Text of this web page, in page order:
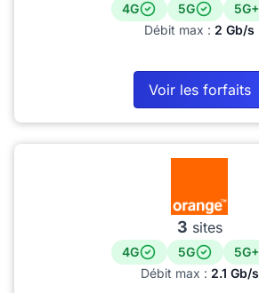
4G 5G
5G+
Débit max : 2 Gb/s
Voir les forfaits
3 sites
4G 5G
5G+
Débit max : 2.1 Gb/s